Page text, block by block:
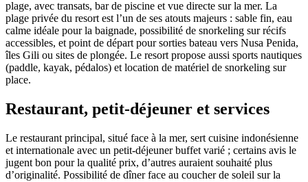
plage, avec transats, bar de piscine et vue directe sur la mer. La
plage privée du resort est l’un de ses atouts majeurs : sable fin, eau
calme idéale pour la baignade, possibilité de snorkeling sur récifs
accessibles, et point de départ pour sorties bateau vers Nusa Penida,
îles Gili ou sites de plongée. Le resort propose aussi sports nautiques
(paddle, kayak, pédalos) et location de matériel de snorkeling sur
place.
Restaurant, petit‑déjeuner et services
Le restaurant principal, situé face à la mer, sert cuisine indonésienne
et internationale avec un petit‑déjeuner buffet varié ; certains avis le
jugent bon pour la qualité prix, d’autres auraient souhaité plus
d’originalité. Possibilité de dîner face au coucher de soleil sur la